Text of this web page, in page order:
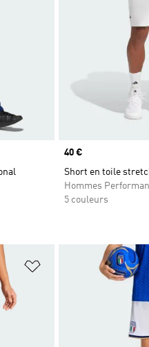
Prix
40 €
Short en toile
Hommes
5 couleurs
Ajouter à la Liste de